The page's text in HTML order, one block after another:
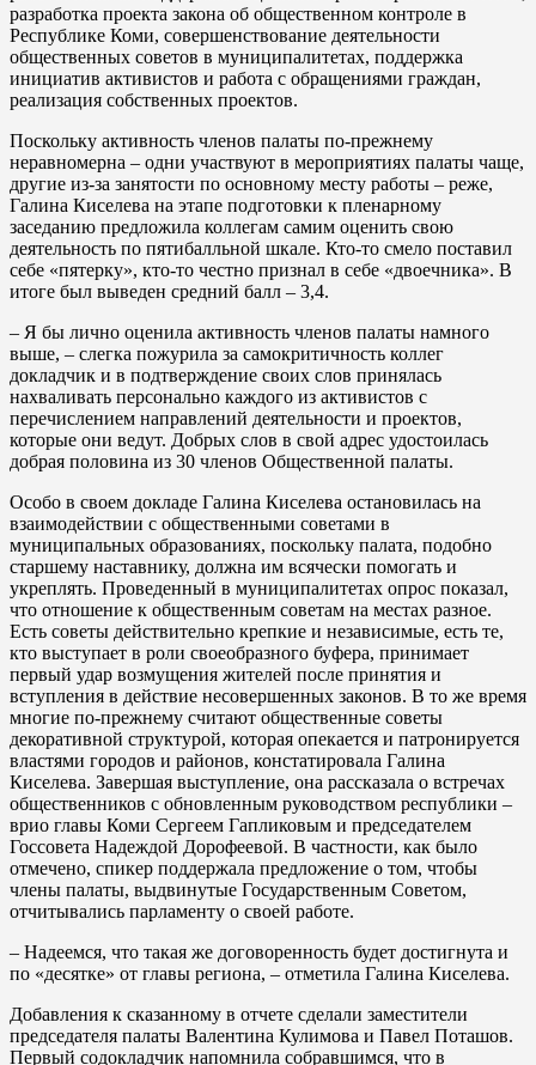
разработка проекта закона об общественном контроле в
Республике Коми, совершенствование деятельности
общественных советов в муниципалитетах, поддержка
инициатив активистов и работа с обращениями граждан,
реализация собственных проектов.
Поскольку активность членов палаты по-прежнему
неравномерна – одни участвуют в мероприятиях палаты чаще,
другие из-за занятости по основному месту работы – реже,
Галина Киселева на этапе подготовки к пленарному
заседанию предложила коллегам самим оценить свою
деятельность по пятибалльной шкале. Кто-то смело поставил
себе «пятерку», кто-то честно признал в себе «двоечника». В
итоге был выведен средний балл – 3,4.
– Я бы лично оценила активность членов палаты намного
выше, – слегка пожурила за самокритичность коллег
докладчик и в подтверждение своих слов принялась
нахваливать персонально каждого из активистов с
перечислением направлений деятельности и проектов,
которые они ведут. Добрых слов в свой адрес удостоилась
добрая половина из 30 членов Общественной палаты.
Особо в своем докладе Галина Киселева остановилась на
взаимодействии с общественными советами в
муниципальных образованиях, поскольку палата, подобно
старшему наставнику, должна им всячески помогать и
укреплять. Проведенный в муниципалитетах опрос показал,
что отношение к общественным советам на местах разное.
Есть советы действительно крепкие и независимые, есть те,
кто выступает в роли своеобразного буфера, принимает
первый удар возмущения жителей после принятия и
вступления в действие несовершенных законов. В то же время
многие по-прежнему считают общественные советы
декоративной структурой, которая опекается и патронируется
властями городов и районов, констатировала Галина
Киселева. Завершая выступление, она рассказала о встречах
общественников с обновленным руководством республики –
врио главы Коми Сергеем Гапликовым и председателем
Госсовета Надеждой Дорофеевой. В частности, как было
отмечено, спикер поддержала предложение о том, чтобы
члены палаты, выдвинутые Государственным Советом,
отчитывались парламенту о своей работе.
– Надеемся, что такая же договоренность будет достигнута и
по «десятке» от главы региона, – отметила Галина Киселева.
Добавления к сказанному в отчете сделали заместители
председателя палаты Валентина Кулимова и Павел Поташов.
Первый содокладчик напомнила собравшимся, что в